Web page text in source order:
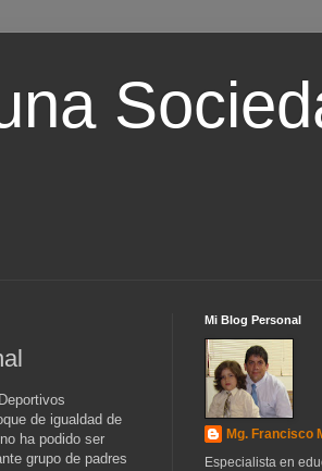
de igualdad de
ha podido ser
grupo de padres
Mi Blog Personal
Mg. Francisco
Especialista en